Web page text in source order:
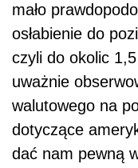
mało
osłabienie do
czyli do okolic
uważnie
walutowego na
dotyczące
dać nam pewną